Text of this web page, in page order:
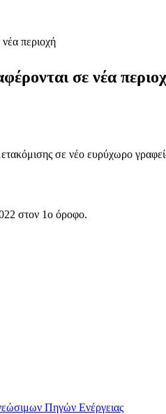
περιοχή
σε νέα
σε νέο ευρύχωρο
στον 1ο όροφο.